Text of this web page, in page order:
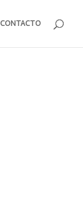
CONTACTO